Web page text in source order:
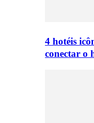
4 hotéis
conectar o